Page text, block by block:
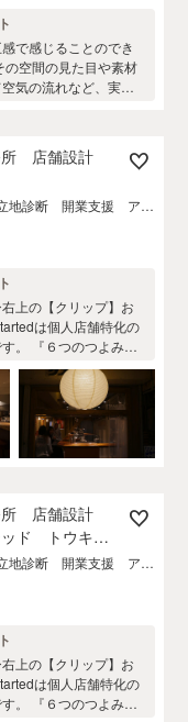
で感じることのでき
の空間の見た目や素材
気の流れなど、実際
得られるか、理屈よ
インの良さを理解で
つくりを目指してい
してますが、全国どこ
お気軽にご相談くだ
所 店舗設計
上の【クリップ】お
み』
までに初出店を中心
くりに関わらせてい
きさ は10〜15坪ほど
たくさん実績がある
スなどの細かな所に
お店様は閉店率 ５%
るのではなくずっと
人が集まり街になっ
いをもたらします。
は自社でも飲食店を
で経営することで個
くるものがある と、
。共に悩みと向き合
世の
存在 しています。し
所 店舗設計
ッド トウキョ
上の【クリップ】お
み』